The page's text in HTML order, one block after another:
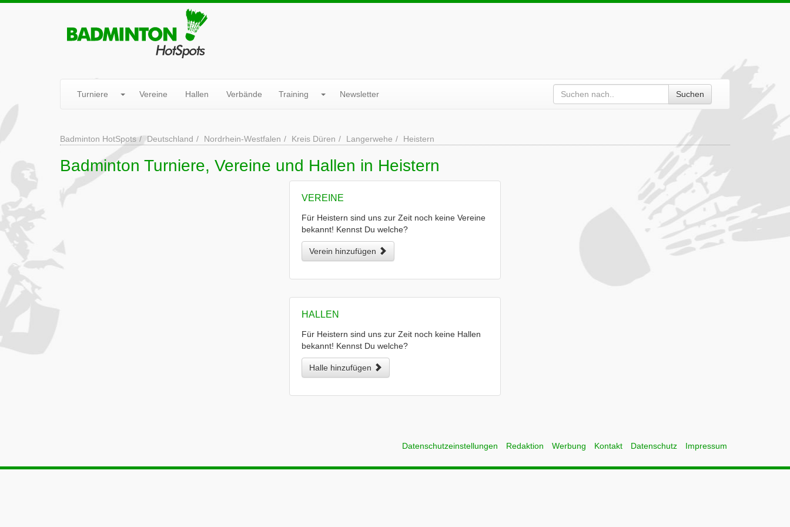
Turniere Vereine Hallen Verbände Training Newsletter Suchen
Badminton HotSpots Deutschland Nordrhein-Westfalen Kreis Düren Langerwehe Heistern
Badminton Turniere, Vereine und Hallen in Heistern
VEREINE
Für Heistern sind uns zur Zeit noch keine Vereine
bekannt! Kennst Du welche?
Verein hinzufügen
HALLEN
Für Heistern sind uns zur Zeit noch keine Hallen
bekannt! Kennst Du welche?
Halle hinzufügen
Datenschutzeinstellungen Redaktion Werbung Kontakt Datenschutz Impressum